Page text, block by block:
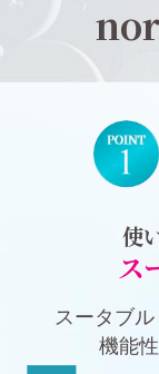
使
ス
スータブ
機能